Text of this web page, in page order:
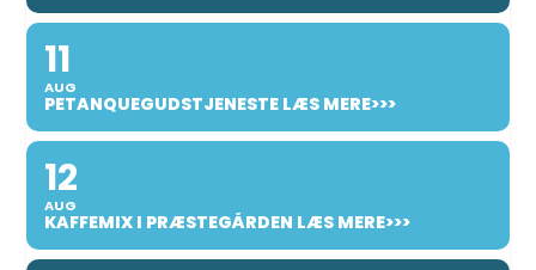
11
AUG
PETANQUEGUDSTJENESTE LÆS MERE>>>
12
AUG
KAFFEMIX I PRÆSTEGÅRDEN LÆS MERE>>>